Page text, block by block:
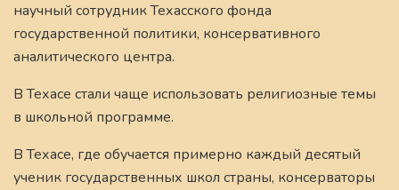
научный сотрудник Техасского фонда
государственной политики, консервативного
аналитического центра.
В Техасе стали чаще использовать религиозные темы
в школьной программе.
В Техасе, где обучается примерно каждый десятый
ученик государственных школ страны, консерваторы